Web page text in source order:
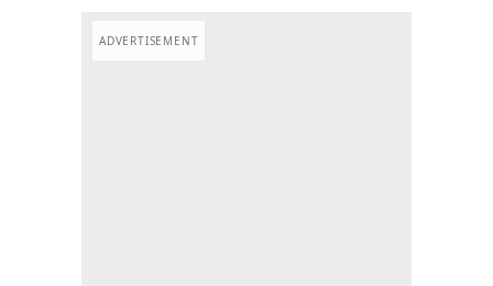
ADVERTISEMENT